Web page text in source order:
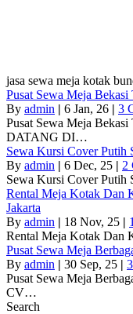
jasa sewa meja kotak
Pusat Sewa Meja Bekasi
By admin | 6 Jan, 26 | 3
Pusat Sewa Meja
DATANG DI…
Sewa Kursi Cover Putih
By admin | 6 Dec, 25 | 2
Sewa Kursi Cover Putih
Rental Meja Kotak Dan
Jakarta
By admin | 18 Nov, 25 |
Rental Meja Kotak Dan
Pusat Sewa Meja
By admin | 30 Sep, 25 |
Pusat Sewa Meja
CV…
Search